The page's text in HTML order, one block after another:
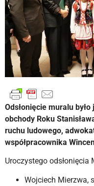
Odsłonięcie muralu
obchody Roku
ruchu ludowego,
współpracownika
Uroczystego odsłonięcia
Wojciech Mierzwa,